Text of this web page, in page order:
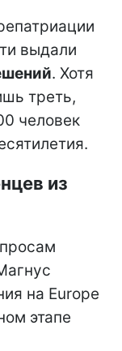
выдали
. Хотя
треть,
человек
из
на Europe
этапе